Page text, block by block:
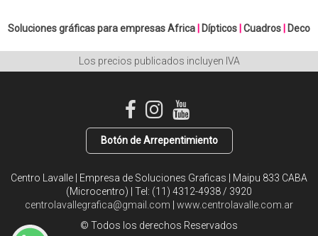
Soluciones gráficas para empresasAfrica| Dípticos|Cuadros| Deco
Los precios publicados incluyen IVA
Botón de Arrepentimiento
Centro Lavalle | Empresa de Soluciones Graficas | Maipu 833 CABA
(Microcentro) | Tel: (11) 4312-4938 / 3920
centrolavallegrafica@gmail.com | www.centrolavalle.com.ar
© Todos los derechos Reservados